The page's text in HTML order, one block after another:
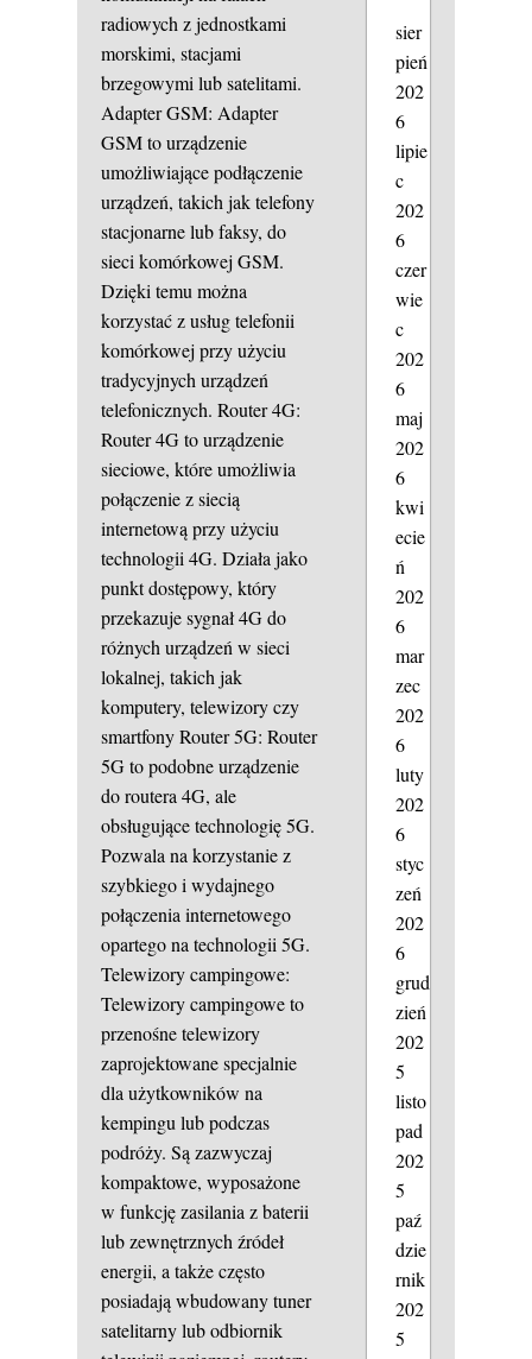
radiowych z jednostkami
morskimi, stacjami
brzegowymi lub satelitami.
Adapter GSM: Adapter
GSM to urządzenie
umożliwiające podłączenie
urządzeń, takich jak telefony
stacjonarne lub faksy, do
sieci komórkowej GSM.
Dzięki temu można
korzystać z usług telefonii
komórkowej przy użyciu
tradycyjnych urządzeń
telefonicznych. Router 4G:
Router 4G to urządzenie
sieciowe, które umożliwia
połączenie z siecią
internetową przy użyciu
technologii 4G. Działa jako
punkt dostępowy, który
przekazuje sygnał 4G do
różnych urządzeń w sieci
lokalnej, takich jak
komputery, telewizory czy
smartfony Router 5G: Router
5G to podobne urządzenie
do routera 4G, ale
obsługujące technologię 5G.
Pozwala na korzystanie z
szybkiego i wydajnego
połączenia internetowego
opartego na technologii 5G.
Telewizory campingowe:
Telewizory campingowe to
przenośne telewizory
zaprojektowane specjalnie
dla użytkowników na
kempingu lub podczas
podróży. Są zazwyczaj
kompaktowe, wyposażone
w funkcję zasilania z baterii
lub zewnętrznych źródeł
energii, a także często
posiadają wbudowany tuner
satelitarny lub odbiornik
sier
pień
202
6
lipie
c
202
6
czer
wie
c
202
6
maj
202
6
kwi
ecie
ń
202
6
mar
zec
202
6
luty
202
6
styc
zeń
202
6
grud
zień
202
5
listo
pad
202
5
paź
dzie
rnik
202
5